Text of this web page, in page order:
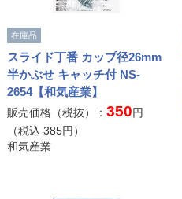
在庫品
スライド丁番 カップ径26mm
半かぶせ キャッチ付 NS-
2654【和気産業】
販売価格（税抜）： 350円
（税込 385円）
和気産業